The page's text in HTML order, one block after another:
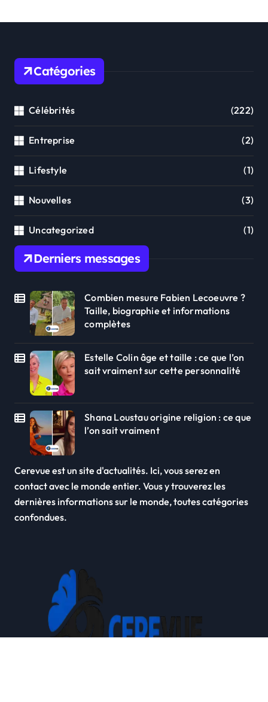
Catégories
Célébrités (222)
Entreprise (2)
Lifestyle (1)
Nouvelles (3)
Uncategorized (1)
Derniers messages
Combien mesure Fabien Lecoeuvre ?
Taille, biographie et informations
complètes
Estelle Colin âge et taille : ce que l’on
sait vraiment sur cette personnalité
Shana Loustau origine religion : ce que
l’on sait vraiment
Cerevue est un site d'actualités. Ici, vous serez en
contact avec le monde entier. Vous y trouverez les
dernières informations sur le monde, toutes catégories
confondues.